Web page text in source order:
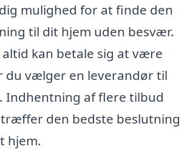
mulighed for at finde den
til dit hjem uden besvær.
altid kan betale sig at være
du vælger en leverandør til
Indhentning af flere tilbud
den bedste beslutning
hjem.